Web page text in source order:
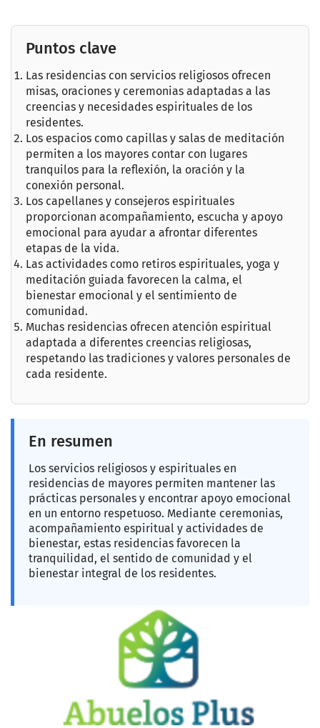
Puntos clave
Las residencias con servicios religiosos ofrecen
misas, oraciones y ceremonias adaptadas a las
creencias y necesidades espirituales de los
residentes.
Los espacios como capillas y salas de meditación
permiten a los mayores contar con lugares
tranquilos para la reflexión, la oración y la
conexión personal.
Los capellanes y consejeros espirituales
proporcionan acompañamiento, escucha y apoyo
emocional para ayudar a afrontar diferentes
etapas de la vida.
Las actividades como retiros espirituales, yoga y
meditación guiada favorecen la calma, el
bienestar emocional y el sentimiento de
comunidad.
Muchas residencias ofrecen atención espiritual
adaptada a diferentes creencias religiosas,
respetando las tradiciones y valores personales de
cada residente.
En resumen
Los servicios religiosos y espirituales en
residencias de mayores permiten mantener las
prácticas personales y encontrar apoyo emocional
en un entorno respetuoso. Mediante ceremonias,
acompañamiento espiritual y actividades de
bienestar, estas residencias favorecen la
tranquilidad, el sentido de comunidad y el
bienestar integral de los residentes.